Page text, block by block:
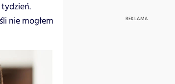
nie mogłem